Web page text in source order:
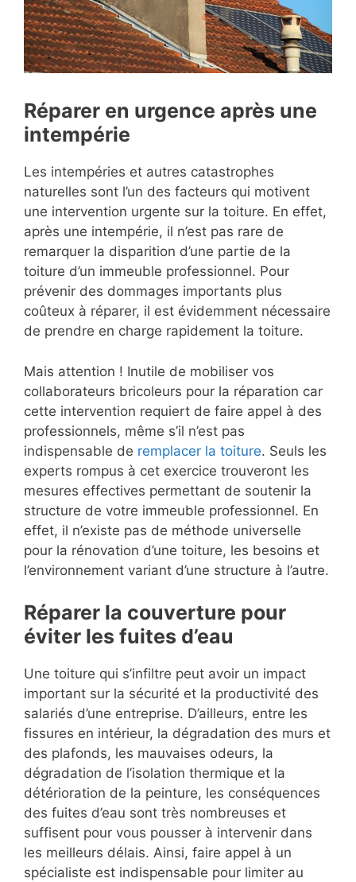
Réparer en urgence après une
intempérie
Les intempéries et autres catastrophes
naturelles sont l’un des facteurs qui motivent
une intervention urgente sur la toiture. En effet,
après une intempérie, il n’est pas rare de
remarquer la disparition d’une partie de la
toiture d’un immeuble professionnel. Pour
prévenir des dommages importants plus
coûteux à réparer, il est évidemment nécessaire
de prendre en charge rapidement la toiture.
Mais attention ! Inutile de mobiliser vos
collaborateurs bricoleurs pour la réparation car
cette intervention requiert de faire appel à des
professionnels, même s’il n’est pas
indispensable de remplacer la toiture. Seuls les
experts rompus à cet exercice trouveront les
mesures effectives permettant de soutenir la
structure de votre immeuble professionnel. En
effet, il n’existe pas de méthode universelle
pour la rénovation d’une toiture, les besoins et
l’environnement variant d’une structure à l’autre.
Réparer la couverture pour
éviter les fuites d’eau
Une toiture qui s’infiltre peut avoir un impact
important sur la sécurité et la productivité des
salariés d’une entreprise. D’ailleurs, entre les
fissures en intérieur, la dégradation des murs et
des plafonds, les mauvaises odeurs, la
dégradation de l’isolation thermique et la
détérioration de la peinture, les conséquences
des fuites d’eau sont très nombreuses et
suffisent pour vous pousser à intervenir dans
les meilleurs délais. Ainsi, faire appel à un
spécialiste est indispensable pour limiter au